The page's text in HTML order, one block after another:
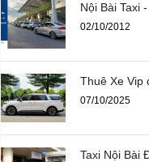
Nội Bài Taxi
02/10/2012
Thuê Xe Vip
07/10/2025
Taxi Nội Bài